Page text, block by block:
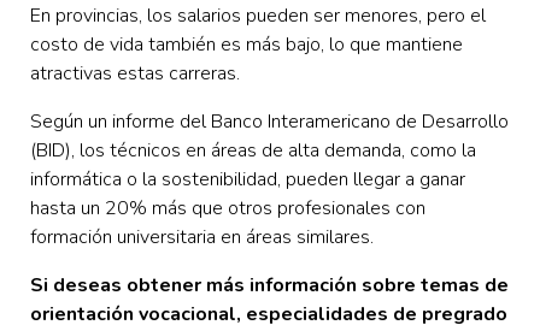
En provincias, los salarios pueden ser menores, pero el
costo de vida también es más bajo, lo que mantiene
atractivas estas carreras.
Según un informe del Banco Interamericano de Desarrollo
(BID), los técnicos en áreas de alta demanda, como la
informática o la sostenibilidad, pueden llegar a ganar
hasta un 20% más que otros profesionales con
formación universitaria en áreas similares.
Si deseas obtener más información sobre temas de
orientación vocacional, especialidades de pregrado